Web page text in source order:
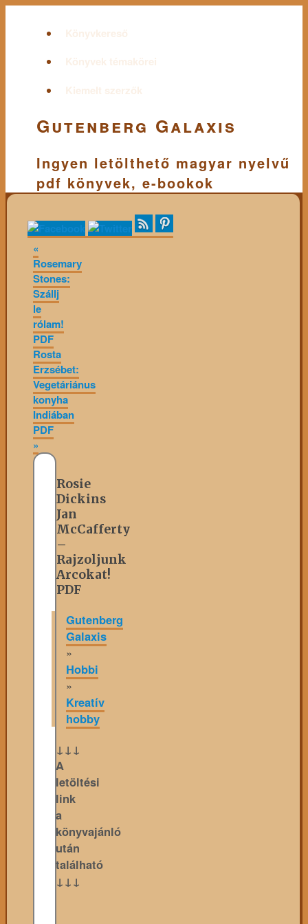
Könyvkereső
Könyvek témakörei
Kiemelt szerzők
Gutenberg Galaxis
Ingyen letölthető magyar nyelvű
pdf könyvek, e-bookok
«
Rosemary
Stones:
Szállj
le
rólam!
PDF
Rosta
Erzsébet:
Vegetáriánus
konyha
Indiában
PDF
»
Rosie
Dickins
Jan
McCafferty
–
Rajzoljunk
Arcokat!
PDF
Gutenberg
Galaxis
»
Hobbi
»
Kreatív
hobby
↓↓↓
A
letöltési
link
a
könyvajánló
után
található
↓↓↓